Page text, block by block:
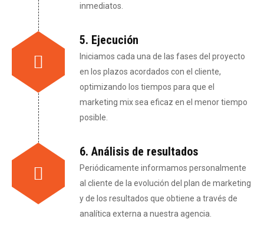
inmediatos.
5. Ejecución
Iniciamos cada una de las fases del proyecto
en los plazos acordados con el cliente,
optimizando los tiempos para que el
marketing mix sea eficaz en el menor tiempo
posible.
6. Análisis de resultados
Periódicamente informamos personalmente
al cliente de la evolución del plan de marketing
y de los resultados que obtiene a través de
analítica externa a nuestra agencia.